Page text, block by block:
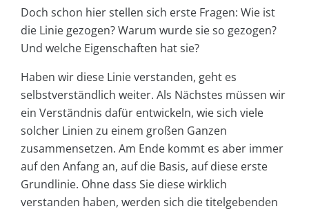
Doch schon hier stellen sich erste Fragen: Wie ist
die Linie gezogen? Warum wurde sie so gezogen?
Und welche Eigenschaften hat sie?
Haben wir diese Linie verstanden, geht es
selbstverständlich weiter. Als Nächstes müssen wir
ein Verständnis dafür entwickeln, wie sich viele
solcher Linien zu einem großen Ganzen
zusammensetzen. Am Ende kommt es aber immer
auf den Anfang an, auf die Basis, auf diese erste
Grundlinie. Ohne dass Sie diese wirklich
verstanden haben, werden sich die titelgebenden